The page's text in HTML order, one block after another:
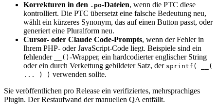
Korrekturen in den .po-Dateien, wenn die PTC diese
kontrolliert. Die PTC übersetzt eine falsche Bedeutung neu,
wählt ein kürzeres Synonym, das auf einen Button passt, oder
generiert eine Pluralform neu.
Cursor- oder Claude Code-Prompts, wenn der Fehler in
Ihrem PHP- oder JavaScript-Code liegt. Beispiele sind ein
fehlender
__() -Wrapper, ein hardcodierter englischer String
oder ein durch Verkettung gebildeter Satz, der sprintf( __(
... ) ) verwenden sollte.
Sie veröffentlichen pro Release ein verifiziertes, mehrsprachiges
Plugin. Der Restaufwand der manuellen QA entfällt.